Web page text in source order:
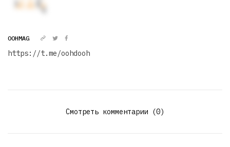
OOHMAG
https://t.me/oohdooh
Смотреть комментарии (0)